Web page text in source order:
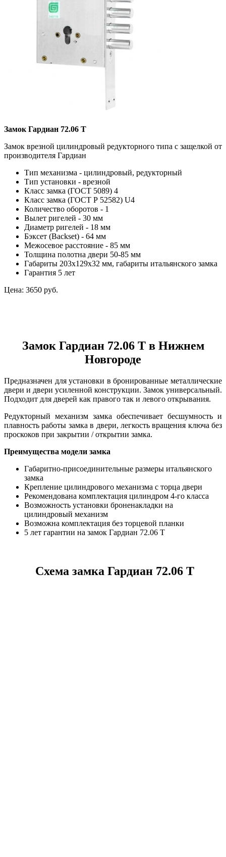
Замок Гардиан 72.06 Т
Замок врезной цилиндровый редукторного типа с защелкой от
производителя Гардиан
Тип механизма - цилиндровый, редукторный
Тип установки - врезной
Класс замка (ГОСТ 5089) 4
Класс замка (ГОСТ Р 52582) U4
Количество оборотов - 1
Вылет ригелей - 30 мм
Диаметр ригелей - 18 мм
Бэксет (Backset) - 64 мм
Межосевое расстояние - 85 мм
Толщина полотна двери 50-85 мм
Габариты 203х129х32 мм, габариты итальянского замка
Гарантия 5 лет
Цена: 3650 руб.
Замок Гардиан 72.06 Т в Нижнем
Новгороде
Предназначен для установки в бронированные металлические
двери и двери усиленной конструкции. Замок универсальный.
Подходит для дверей как правого так и левого открывания.
Редукторный механизм замка обеспечивает бесшумность и
плавность работы замка в двери, легкость вращения ключа без
проскоков при закрытии / открытии замка.
Преимущества модели замка
Габаритно-присоединительные размеры итальянского
замка
Крепление цилиндрового механизма с торца двери
Рекомендована комплектация цилиндром 4-го класса
Возможность установки броненакладки на
цилиндровый механизм
Возможна комплектация без торцевой планки
5 лет гарантии на замок Гардиан 72.06 Т
Схема замка Гардиан 72.06 Т